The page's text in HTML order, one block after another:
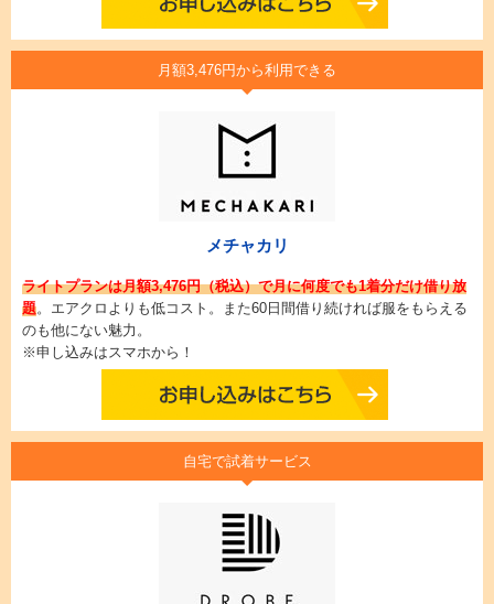
月額3,476円から利用できる
メチャカリ
ライトプランは月額3,476円（税込）で月に何度でも1着分だけ借り放
題。エアクロよりも低コスト。また60日間借り続ければ服をもらえる
のも他にない魅力。
※申し込みはスマホから！
自宅で試着サービス